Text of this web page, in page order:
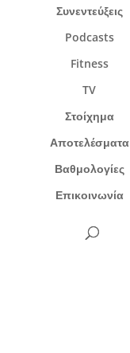
Συνεντεύξεις
Podcasts
Fitness
TV
Στοίχημα
Αποτελέσματα
Βαθμολογίες
Επικοινωνία